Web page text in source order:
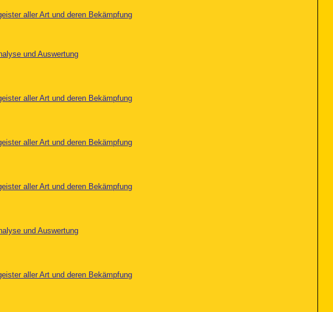
aller Art und deren Bekämpfung
und Auswertung
aller Art und deren Bekämpfung
aller Art und deren Bekämpfung
aller Art und deren Bekämpfung
und Auswertung
aller Art und deren Bekämpfung